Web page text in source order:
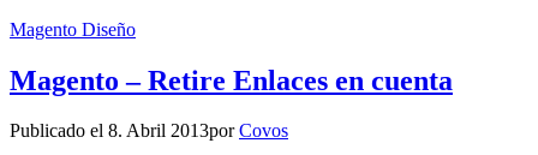
Magento Diseño
Magento – Retire Enlaces en cuenta
Publicado el 8. Abril 2013porCovos